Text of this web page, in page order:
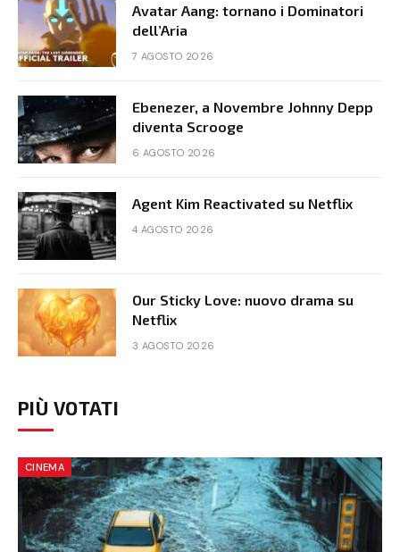
Avatar Aang: tornano i Dominatori
dell’Aria
7 AGOSTO 2026
Ebenezer, a Novembre Johnny Depp
diventa Scrooge
6 AGOSTO 2026
Agent Kim Reactivated su Netflix
4 AGOSTO 2026
Our Sticky Love: nuovo drama su
Netflix
3 AGOSTO 2026
PIÙ VOTATI
CINEMA